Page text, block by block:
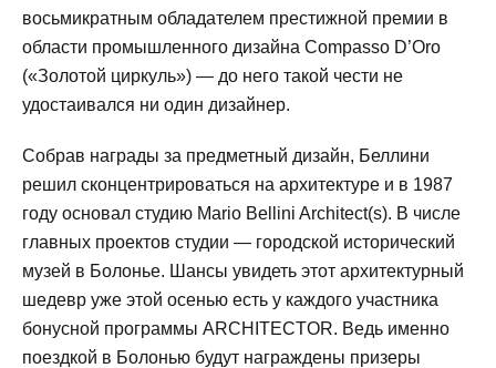
восьмикратным обладателем престижной премии в
области промышленного дизайна Compasso D’Oro
(«Золотой циркуль») — до него такой чести не
удостаивался ни один дизайнер.
Собрав награды за предметный дизайн, Беллини
решил сконцентрироваться на архитектуре и в 1987
году основал студию Mario Bellini Architect(s). В числе
главных проектов студии — городской исторический
музей в Болонье. Шансы увидеть этот архитектурный
шедевр уже этой осенью есть у каждого участника
бонусной программы ARCHITECTOR. Ведь именно
поездкой в Болонью будут награждены призеры